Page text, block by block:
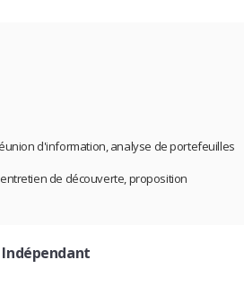
d'information, analyse de portefeuilles
de découverte, proposition